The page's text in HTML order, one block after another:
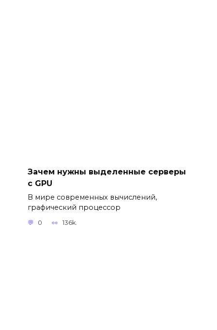
Зачем нужны выделенные серверы
с GPU
В мире современных вычислений,
графический процессор
0 136k.